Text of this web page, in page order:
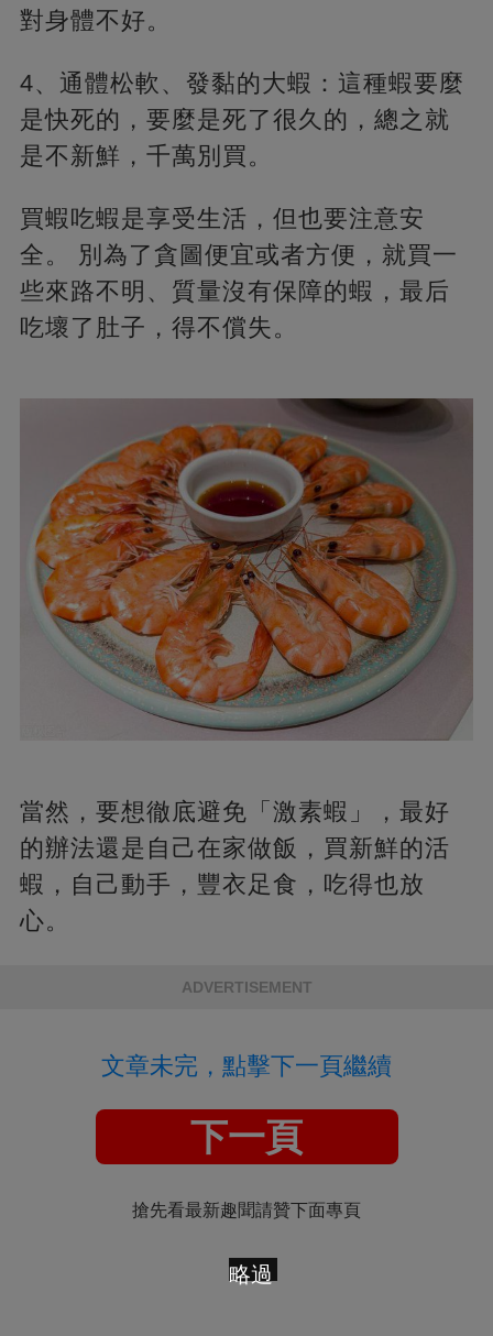
對身體不好。
4、通體松軟、發黏的大蝦：這種蝦要麼
是快死的，要麼是死了很久的，總之就
是不新鮮，千萬別買。
買蝦吃蝦是享受生活，但也要注意安
全。 別為了貪圖便宜或者方便，就買一
些來路不明、質量沒有保障的蝦，最后
吃壞了肚子，得不償失。
當然，要想徹底避免「激素蝦」，最好
的辦法還是自己在家做飯，買新鮮的活
蝦，自己動手，豐衣足食，吃得也放
心。
ADVERTISEMENT
文章未完，點擊下一頁繼續
下一頁
搶先看最新趣聞請贊下面專頁
略過